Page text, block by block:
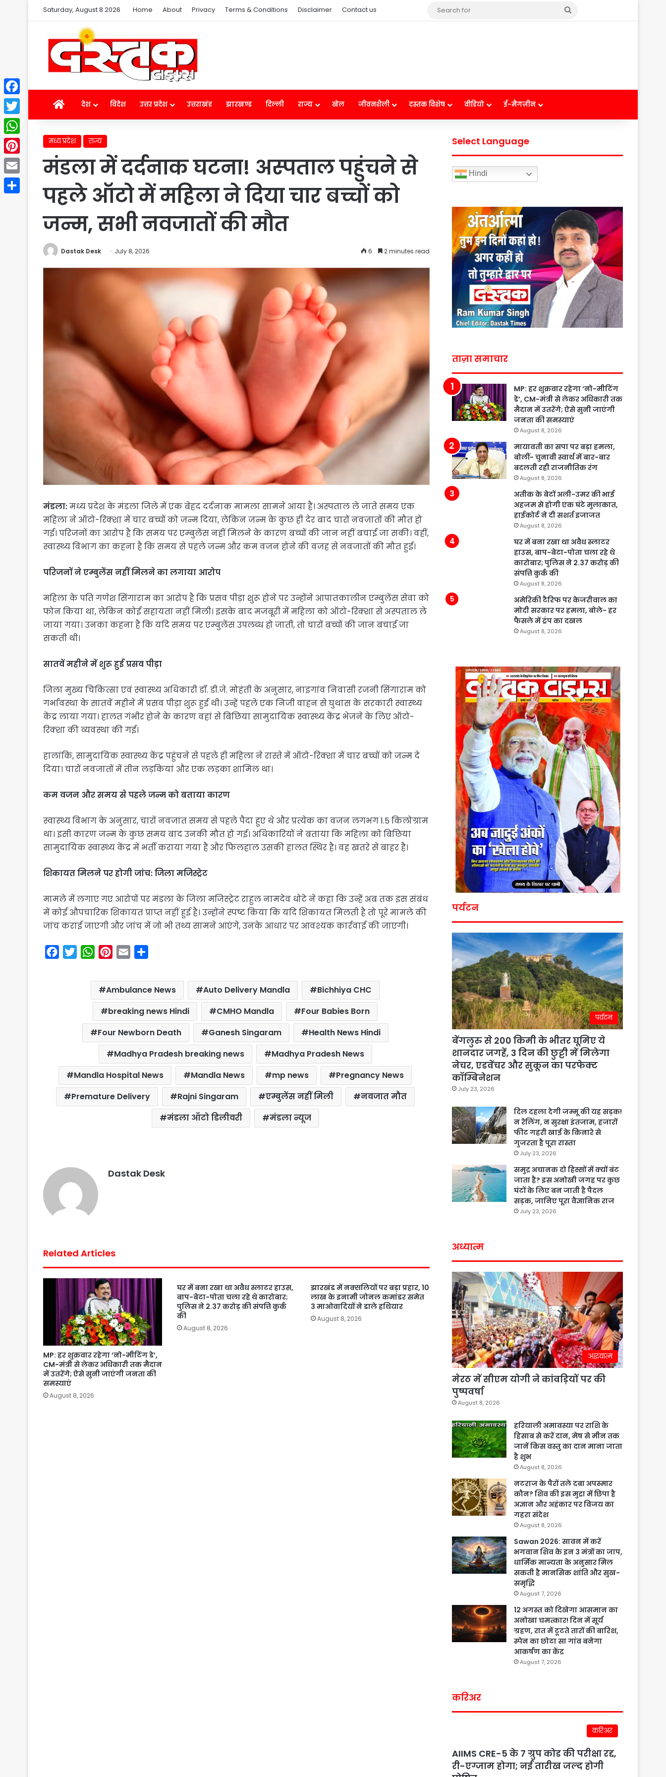
Saturday, August 8 2026 Home About Privacy Terms & Conditions Disclaimer Contact us
Search
Homeदेश विदेश उत्तर प्रदेश उत्तराखंड झारखण्ड दिल्ली राज्य खेल जीवनशैली दस्तक विशेष वीडियो ई-मैगज़ीन
मध्य प्रदेश राज्य
मंडला में दर्दनाक घटना! अस्पताल पहुंचने से
पहले ऑटो में महिला ने दिया चार बच्चों को
जन्म, सभी नवजातों की मौत
Dastak Desk July 8, 2026 6 2 minutes read
मंडला:मध्य प्रदेश के मंडला जिले में एक बेहद दर्दनाक मामला सामने आया है। अस्पताल ले जाते समय एक
महिला ने ऑटो-रिक्शा में चार बच्चों को जन्म दिया, लेकिन जन्म के कुछ ही देर बाद चारों नवजातों की मौत हो
गई। परिजनों का आरोप है कि समय पर एम्बुलेंस नहीं मिलने के कारण बच्चों की जान नहीं बचाई जा सकी। वहीं,
स्वास्थ्य विभाग का कहना है कि समय से पहले जन्म और कम वजन होने की वजह से नवजातों की मौत हुई।
परिजनों ने एम्बुलेंस नहीं मिलने का लगाया आरोप
महिला के पति गणेश सिंगाराम का आरोप है कि प्रसव पीड़ा शुरू होने पर उन्होंने आपातकालीन एम्बुलेंस सेवा को
फोन किया था, लेकिन कोई सहायता नहीं मिली। इसके बाद मजबूरी में महिला को ऑटो-रिक्शा से अस्पताल ले
जाया गया। उनका कहना है कि यदि समय पर एम्बुलेंस उपलब्ध हो जाती, तो चारों बच्चों की जान बचाई जा
सकती थी।
सातवें महीने में शुरू हुई प्रसव पीड़ा
जिला मुख्य चिकित्सा एवं स्वास्थ्य अधिकारी डॉ. डी.जे. मोहंती के अनुसार, नाइगांव निवासी रजनी सिंगाराम को
गर्भावस्था के सातवें महीने में प्रसव पीड़ा शुरू हुई थी। उन्हें पहले एक निजी वाहन से घुथास के सरकारी स्वास्थ्य
केंद्र लाया गया। हालत गंभीर होने के कारण वहां से बिछिया सामुदायिक स्वास्थ्य केंद्र भेजने के लिए ऑटो-
रिक्शा की व्यवस्था की गई।
हालांकि, सामुदायिक स्वास्थ्य केंद्र पहुंचने से पहले ही महिला ने रास्ते में ऑटो-रिक्शा में चार बच्चों को जन्म दे
दिया। चारों नवजातों में तीन लड़कियां और एक लड़का शामिल था।
कम वजन और समय से पहले जन्म को बताया कारण
स्वास्थ्य विभाग के अनुसार, चारों नवजात समय से पहले पैदा हुए थे और प्रत्येक का वजन लगभग 1.5 किलोग्राम
था। इसी कारण जन्म के कुछ समय बाद उनकी मौत हो गई। अधिकारियों ने बताया कि महिला को बिछिया
सामुदायिक स्वास्थ्य केंद्र में भर्ती कराया गया है और फिलहाल उसकी हालत स्थिर है। वह खतरे से बाहर है।
शिकायत मिलने पर होगी जांच: जिला मजिस्ट्रेट
मामले में लगाए गए आरोपों पर मंडला के जिला मजिस्ट्रेट राहुल नामदेव धोटे ने कहा कि उन्हें अब तक इस संबंध
में कोई औपचारिक शिकायत प्राप्त नहीं हुई है। उन्होंने स्पष्ट किया कि यदि शिकायत मिलती है तो पूरे मामले की
जांच कराई जाएगी और जांच में जो भी तथ्य सामने आएंगे, उनके आधार पर आवश्यक कार्रवाई की जाएगी।
W
a
A
p
p
n
t
e
r
e
s
t
a
i
l
a
r
e
Ambulance News Auto Delivery Mandla
Bichhiya CHC
breaking news Hindi
CMHO Mandla
Four Babies Born
Four Newborn Death
Ganesh Singaram
Health News Hindi
Madhya Pradesh breaking news
Madhya Pradesh News
Mandla Hospital News
Mandla News mp news
Pregnancy News
Premature Delivery
Rajni Singaram एम्बुलेंस नहीं मिली
नवजात मौत
मंडला ऑटो डिलीवरी
मंडला न्यूज
Dastak Desk
Related Articles
MP: हर शुक्रवार रहेगा ‘नो-मीटिंग डे’,
CM-मंत्री से लेकर अधिकारी तक मैदान
में उतरेंगे; ऐसे सुनी जाएंगी जनता की
समस्याएं
August 8, 2026
घर में बना रखा था अवैध स्लाटर हाउस,
बाप-बेटा-पोता चला रहे थे कारोबार;
पुलिस ने 2.37 करोड़ की संपत्ति कुर्क
की
August 8, 2026
झारखंड में नक्सलियों पर बड़ा प्रहार, 10
लाख के इनामी जोनल कमांडर समेत
3 माओवादियों ने डाले हथियार
August 8, 2026
Select Language
Hindi
ताज़ा समाचार
MP: हर शुक्रवार रहेगा ‘नो-मीटिंग
डे’, CM-मंत्री से लेकर अधिकारी तक
मैदान में उतरेंगे; ऐसे सुनी जाएंगी
जनता की समस्याएं
August 8, 2026
मायावती का सपा पर बड़ा हमला,
बोलीं- चुनावी स्वार्थ में बार-बार
बदलती रही राजनीतिक रंग
August 8, 2026
अतीक के बेटों अली-उमर की भाई
अहजम से होगी एक घंटे मुलाकात,
हाईकोर्ट ने दी सशर्त इजाजत
August 8, 2026
घर में बना रखा था अवैध स्लाटर
हाउस, बाप-बेटा-पोता चला रहे थे
कारोबार; पुलिस ने 2.37 करोड़ की
संपत्ति कुर्क की
August 8, 2026
अमेरिकी टैरिफ पर केजरीवाल का
मोदी सरकार पर हमला, बोले- हर
फैसले में ट्रंप का दखल
August 8, 2026
पर्यटन
पर्यटन
बेंगलुरु से 200 किमी के भीतर घूमिए ये
शानदार जगहें, 3 दिन की छुट्टी में मिलेगा
नेचर, एडवेंचर और सुकून का परफेक्ट
कॉम्बिनेशन
July 23, 2026
दिल दहला देगी जम्मू की यह सड़क!
न रेलिंग, न सुरक्षा इंतजाम, हजारों
फीट गहरी खाई के किनारे से
गुजरता है पूरा रास्ता
July 23, 2026
समुद्र अचानक दो हिस्सों में क्यों बंट
जाता है? इस अनोखी जगह पर कुछ
घंटों के लिए बन जाती है पैदल
सड़क, जानिए पूरा वैज्ञानिक राज
July 23, 2026
अध्यात्म
अद्धयात्म
मेरठ में सीएम योगी ने कांवड़ियों पर की
पुष्पवर्षा
August 8, 2026
हरियाली अमावस्या पर राशि के
हिसाब से करें दान, मेष से मीन तक
जानें किस वस्तु का दान माना जाता
है शुभ
August 8, 2026
नटराज के पैरों तले दबा अपस्मार
कौन? शिव की इस मुद्रा में छिपा है
अज्ञान और अहंकार पर विजय का
गहरा संदेश
August 8, 2026
Sawan 2026: सावन में करें
भगवान शिव के इन 3 मंत्रों का जाप,
धार्मिक मान्यता के अनुसार मिल
सकती है मानसिक शांति और सुख-
समृद्धि
August 7, 2026
12 अगस्त को दिखेगा आसमान का
अनोखा चमत्कार! दिन में सूर्य
ग्रहण, रात में टूटते तारों की बारिश,
स्पेन का छोटा सा गांव बनेगा
आकर्षण का केंद्र
August 7, 2026
करिअर
करिअर
AIIMS CRE-5 के 7 ग्रुप कोड की परीक्षा रद्द,
री-एग्जाम होगा; नई तारीख जल्द होगी
Facebook
Twitter
WhatsApp
Pinterest
Email